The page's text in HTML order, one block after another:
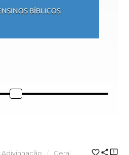
Adivinhação Geral